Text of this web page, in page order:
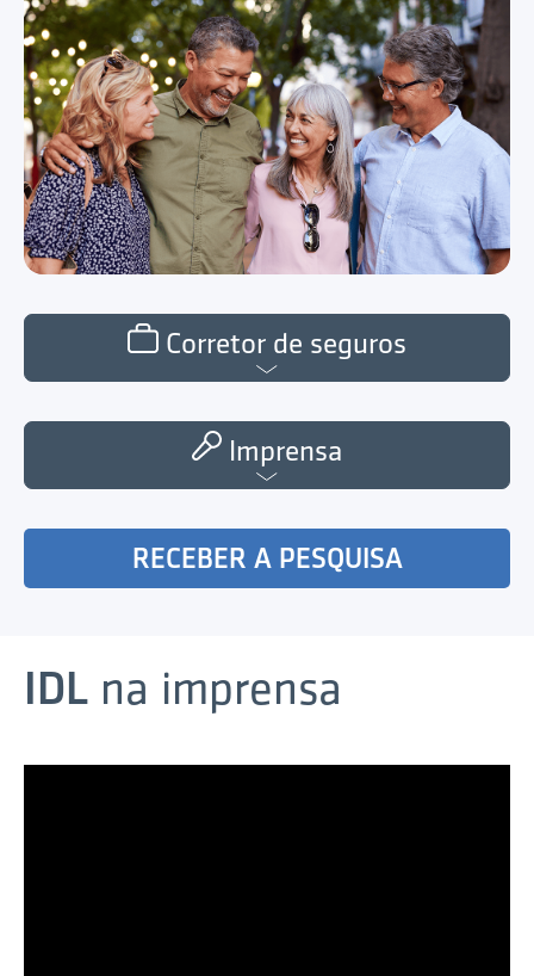
Corretor de seguros
Imprensa
RECEBER A PESQUISA
IDL na imprensa